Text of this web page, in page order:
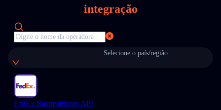
integração
Selecione o país/região
FedEx Rastreamento API